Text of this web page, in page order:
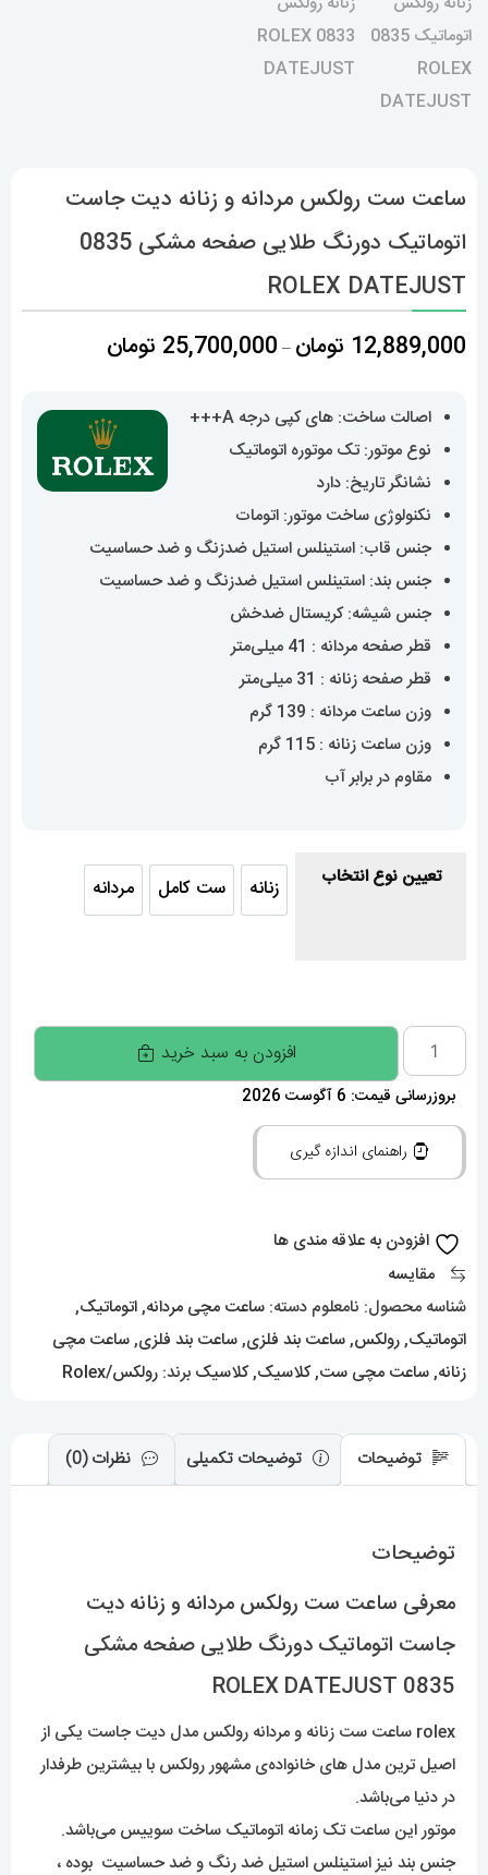
ساعت ست رولکس مردانه و زنانه دیت جاست
اتوماتیک دورنگ طلایی صفحه مشکی 0835
ROLEX DATEJUST
12,889,000 تومان –
25,700,000 تومان
تا
25,700,000 تومان
اصالت ساخت: های کپی درجه A+++
نوع موتور: تک موتوره اتوماتیک
نشانگر تاریخ: دارد
نکنولوژی ساخت موتور: اتومات
جنس قاب: استینلس استیل ضدزنگ و ضد حساسیت
جنس بند: استینلس استیل ضدزنگ و ضد حساسیت
جنس شیشه: کریستال ضدخش
قطر صفحه مردانه : 41 میلی‌متر
قطر صفحه زنانه : 31 میلی‌متر
وزن ساعت مردانه : 139 گرم
وزن ساعت زنانه : 115 گرم
مقاوم در برابر آب
تعیین نوع انتخاب زنانه ست کامل
ست کامل مردانه
ساعت
ست
رولکس
مردانه
و
دیت
جاست
اتوماتیک
دورنگ
طلایی
مشکی
0835
عدد
افزودن به سبد خرید
بروزرسانی قیمت: 6 آگوست 2026
راهنمای اندازه گیری
افزودن به علاقه مندی ها
مقایسه
شناسه محصول: نامعلوم دسته: ساعت مچی مردانه,اتوماتیک,
اتوماتیک,رولکس,ساعت بند فلزی,ساعت بند فلزی,ساعت مچی
زنانه,ساعت مچی ست,کلاسیک,کلاسیک برند: رولکس/Rolex
توضیحات توضیحات تکمیلی نظرات (0)
توضیحات
معرفی ساعت ست رولکس مردانه و زنانه دیت
جاست اتوماتیک دورنگ طلایی صفحه مشکی
0835 ROLEX DATEJUST
rolex ساعت ست زنانه و مردانه رولکس مدل دیت جاست یکی از
اصیل ترین مدل های خانواده‌ی مشهور رولکس با بیشترین طرفدار
در دنیا می‌باشد.
موتور این ساعت تک زمانه اتوماتیک ساخت سوییس می‌باشد.
جنس بند نیز استینلس استیل ضد رنگ و ضد حساسیت بوده ،